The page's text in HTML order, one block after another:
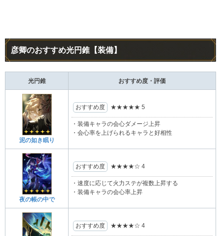
彦卿のおすすめ光円錐【装備】
光円錐 おすすめ度・評価
泥の如き眠り
おすすめ度 ★★★★★ 5
・装備キャラの会心ダメージ上昇
・会心率を上げられるキャラと好相性
夜の帳の中で
おすすめ度 ★★★★☆ 4
・速度に応じて火力ステが複数上昇する
・装備キャラの会心率上昇
おすすめ度 ★★★★☆ 4